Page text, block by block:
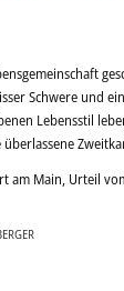
Schwere und
Lebensstil
Main, Urteil